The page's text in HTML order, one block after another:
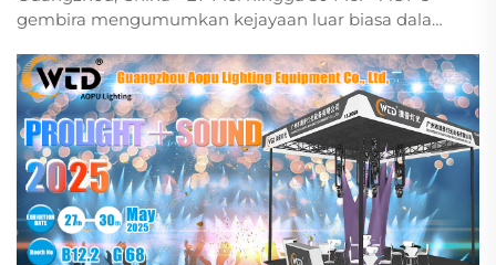
gembira mengumumkan kejayaan luar biasa dalam
diadakan di Guangzhou. Acara ini menarik pelbagai
pengunjung peminat pencahayaan pentas...